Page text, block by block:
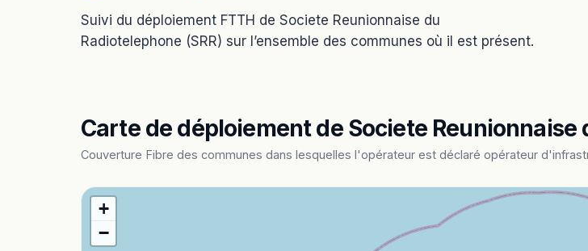
Suivi du déploiement FTTH de Societe Reunionnaise du
Radiotelephone (SRR) sur l’ensemble des communes où il est présent.
Carte de déploiement de Societe Reunionnaise
Couverture Fibre des communes dans lesquelles l'opérateur est déclaré opérateur
+
−